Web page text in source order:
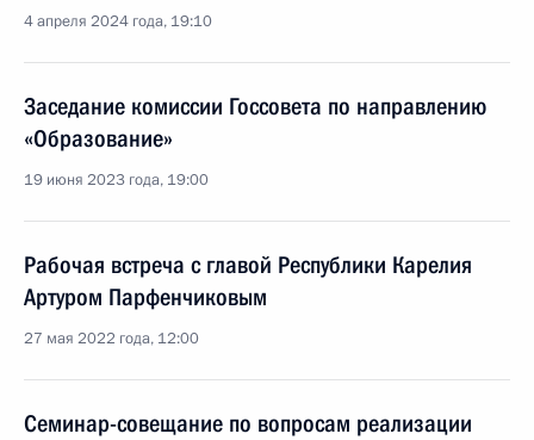
4 апреля 2024 года, 19:10
Заседание комиссии Госсовета по направлению
«Образование»
19 июня 2023 года, 19:00
Рабочая встреча с главой Республики Карелия
Артуром Парфенчиковым
27 мая 2022 года, 12:00
Семинар-совещание по вопросам реализации